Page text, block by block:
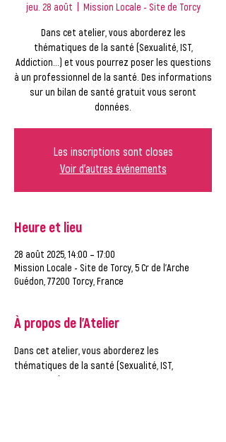
jeu. 28 août Mission Locale - Site de Torcy
Dans cet atelier, vous aborderez les
thématiques de la santé (Sexualité, IST,
Addiction…) et vous pourrez poser les questions
à un professionnel de la santé. Des informations
sur un bilan de santé gratuit vous seront
données.
Les inscriptions sont closes
Voir d'autres événements
Heure et lieu
28 août 2025, 14:00 – 17:00
Mission Locale - Site de Torcy, 5 Cr de l'Arche
Guédon, 77200 Torcy, France
À propos de l'Atelier
Dans cet atelier, vous aborderez les
thématiques de la santé (Sexualité, IST,
Addiction…) et vous pourrez poser les questions